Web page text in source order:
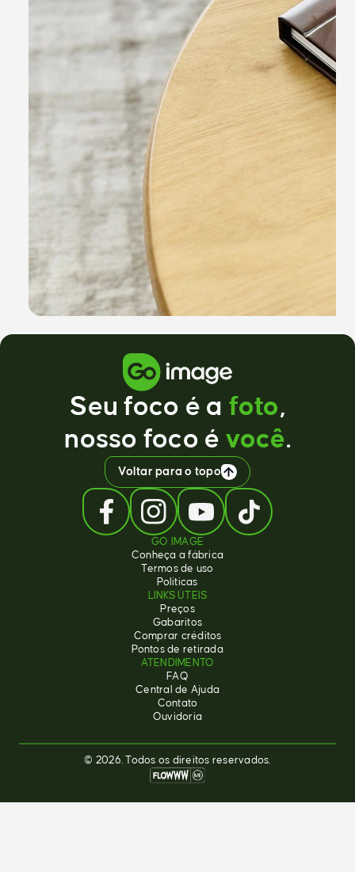
Seu foco é a foto,
nosso foco é você.
Voltar para o topo
GO IMAGE
Conheça a fábrica
Termos de uso
Políticas
LINKS ÚTEIS
Preços
Gabaritos
Comprar créditos
Pontos de retirada
ATENDIMENTO
FAQ
Central de Ajuda
Contato
Ouvidoria
© 2026. Todos os direitos reservados.